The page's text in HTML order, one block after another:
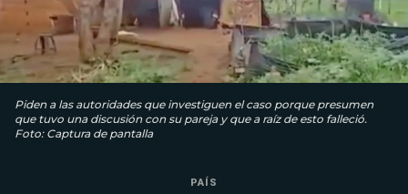
Piden a las autoridades que investiguen el caso porque presumen
que tuvo una discusión con su pareja y que a raíz de esto falleció.
Foto: Captura de pantalla
PAÍS